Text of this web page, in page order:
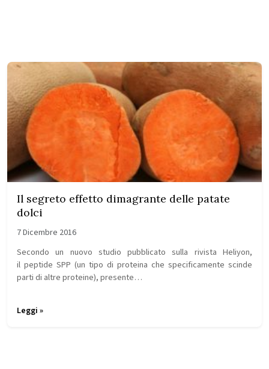
Il segreto effetto dimagrante delle patate
dolci
7 Dicembre 2016
Secondo un nuovo studio pubblicato sulla rivista Heliyon,
il peptide SPP (un tipo di proteina che specificamente scinde
parti di altre proteine), presente…
Leggi »